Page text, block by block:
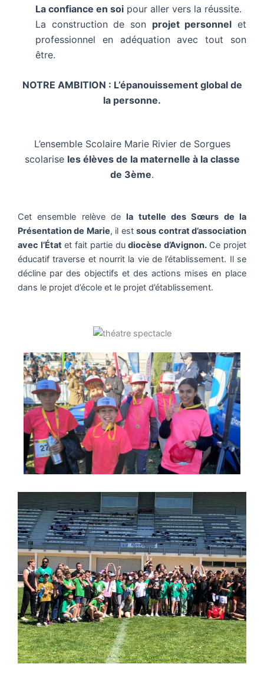
La confiance en soi pour aller vers la réussite.
La construction de son projet personnel et
professionnel en adéquation avec tout son
être.
NOTRE AMBITION : L’épanouissement global de
la personne.
L’ensemble Scolaire Marie Rivier de Sorgues
scolarise les élèves de la maternelle à la classe
de 3ème.
Cet ensemble relève dela tutelle des Sœurs de la
Présentation de Marie, il estsous contrat d’association
avec l’État et fait partie du diocèse d’Avignon. Ce projet
éducatif traverse et nourrit la vie de l’établissement. Il se
décline par des objectifs et des actions mises en place
dans le projet d’école et le projet d’établissement.